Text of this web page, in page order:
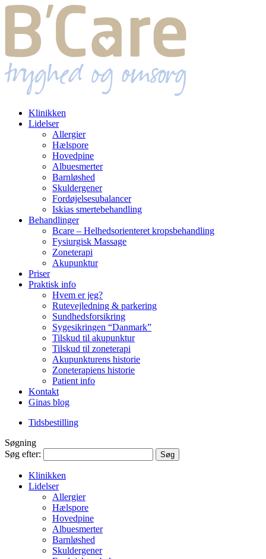
Klinikken
Lidelser
Allergier
Hælspore
Hovedpine
Albuesmerter
Barnløshed
Skuldergener
Fordøjelsesubalancer
Iskias smertebehandling
Behandlinger
Bcare – Helhedsorienteret kropsbehandling
Fysiurgisk Massage
Zoneterapi
Akupunktur
Priser
Praktisk info
Hvem er jeg?
Rutevejledning & parkering
Sundhedsforsikring
Sygesikringen “Danmark”
Tilskud til akupunktur
Tilskud til zoneterapi
Akupunkturens historie
Zoneterapiens historie
Patient info
Kontakt
Ginas blog
Tidsbestilling
Søgning
Søg efter:
Klinikken
Lidelser
Allergier
Hælspore
Hovedpine
Albuesmerter
Barnløshed
Skuldergener